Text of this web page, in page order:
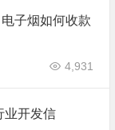
子烟如何收款
4,931
业开发信